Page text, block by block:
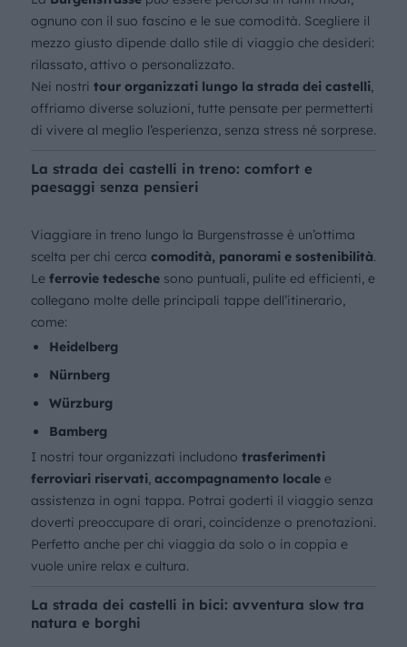
ognuno con il suo fascino e le sue comodità. Scegliere il
mezzo giusto dipende dallo stile di viaggio che desideri:
rilassato, attivo o personalizzato.
Nei nostri tour organizzati lungo la strada dei castelli,
offriamo diverse soluzioni, tutte pensate per permetterti
di vivere al meglio l’esperienza, senza stress né sorprese.
La strada dei castelli in treno: comfort e
paesaggi senza pensieri
Viaggiare in treno lungo la Burgenstrasse è un’ottima
scelta per chi cerca comodità, panorami e sostenibilità.
Le ferrovie tedeschesono puntuali, pulite ed efficienti, e
collegano molte delle principali tappe dell’itinerario,
come:
Heidelberg
Nürnberg
Würzburg
Bamberg
I nostri tour organizzati includono trasferimenti
ferroviari riservati, accompagnamento localee
assistenza in ogni tappa. Potrai goderti il viaggio senza
doverti preoccupare di orari, coincidenze o prenotazioni.
Perfetto anche per chi viaggia da solo o in coppia e
vuole unire relax e cultura.
La strada dei castelli in bici: avventura slow tra
natura e borghi